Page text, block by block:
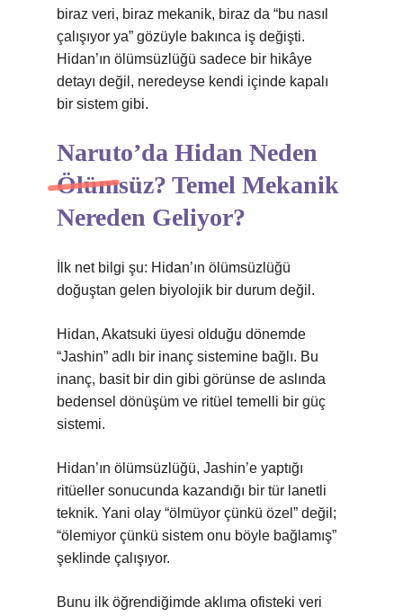
biraz veri, biraz mekanik, biraz da “bu nasıl
çalışıyor ya” gözüyle bakınca iş değişti.
Hidan’ın ölümsüzlüğü sadece bir hikâye
detayı değil, neredeyse kendi içinde kapalı
bir sistem gibi.
Naruto’da Hidan Neden
Ölümsüz? Temel Mekanik
Nereden Geliyor?
İlk net bilgi şu: Hidan’ın ölümsüzlüğü
doğuştan gelen biyolojik bir durum değil.
Hidan, Akatsuki üyesi olduğu dönemde
“Jashin” adlı bir inanç sistemine bağlı. Bu
inanç, basit bir din gibi görünse de aslında
bedensel dönüşüm ve ritüel temelli bir güç
sistemi.
Hidan’ın ölümsüzlüğü, Jashin’e yaptığı
ritüeller sonucunda kazandığı bir tür lanetli
teknik. Yani olay “ölmüyor çünkü özel” değil;
“ölemiyor çünkü sistem onu böyle bağlamış”
şeklinde çalışıyor.
Bunu ilk öğrendiğimde aklıma ofisteki veri